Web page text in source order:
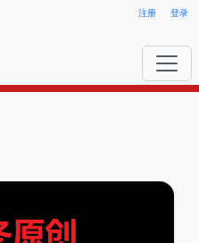
注册 登录